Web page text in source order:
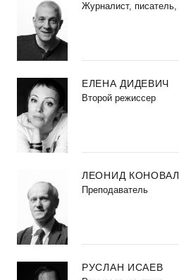
Журналист, писатель,
ЕЛЕНА ДИДЕВИЧ
Второй режиссер
ЛЕОНИД
Преподаватель
РУСЛАН ИСАЕВ